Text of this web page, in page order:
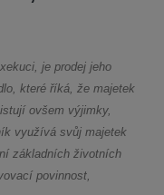
je prodej jeho
které říká, že majetek
ovšem výjimky,
využívá svůj majetek
základních životních
povinnost,